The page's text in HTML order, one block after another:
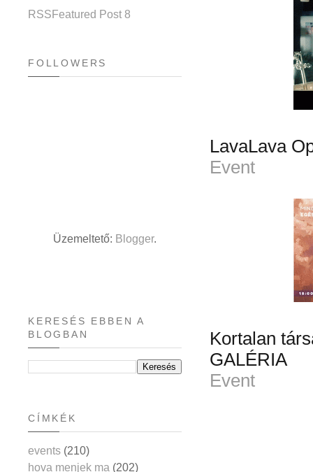
LavaLava
Event
Kortalan
GALÉRIA
Event
RSS Featured Post 8
FOLLOWERS
Üzemeltető: Blogger.
KERESÉS EBBEN A
BLOGBAN
CÍMKÉK
events (210)
hova menjek ma (202)